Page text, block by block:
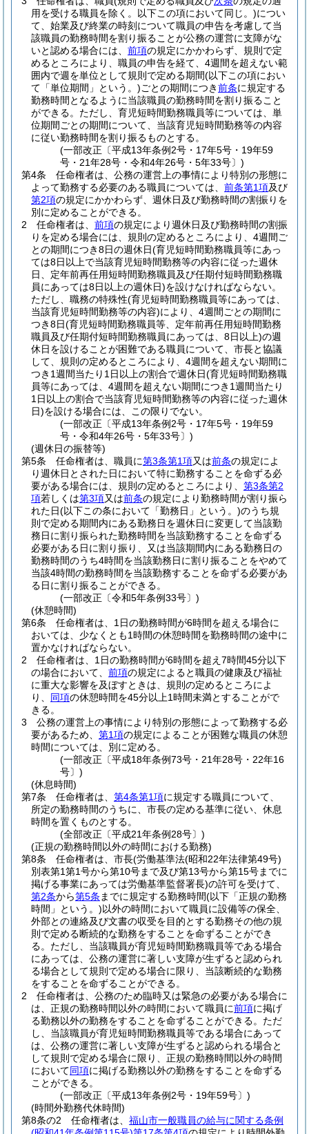
用を受ける職員を除く。以下この項において同じ。)につい
て、始業及び終業の時刻について職員の申告を考慮して当
該職員の勤務時間を割り振ることが公務の運営に支障がな
いと認める場合には、 前項の規定にかかわらず、規則で定
めるところにより、職員の申告を経て、4週間を超えない範
囲内で週を単位として規則で定める期間(以下この項におい
て「単位期間」という。)ごとの期間につき前条に規定する
勤務時間となるように当該職員の勤務時間を割り振ること
ができる。 ただし、育児短時間勤務職員等については、単
位期間ごとの期間について、当該育児短時間勤務等の内容
に従い勤務時間を割り振るものとする。
(一部改正〔平成13年条例2号・17年5号・19年59
号・21年28号・令和4年26号・5年33号〕)
第4条
任命権者は、公務の運営上の事情により特別の形態に
よって勤務する必要のある職員については、 前条第1項及び
第2項の規定にかかわらず、週休日及び勤務時間の割振りを
別に定めることができる。
2
任命権者は、 前項の規定により週休日及び勤務時間の割振
りを定める場合には、規則の定めるところにより、4週間ご
との期間につき8日の週休日(育児短時間勤務職員等にあっ
ては8日以上で当該育児短時間勤務等の内容に従った週休
日、定年前再任用短時間勤務職員及び任期付短時間勤務職
員にあっては8日以上の週休日)を設けなければならない。
ただし、職務の特殊性(育児短時間勤務職員等にあっては、
当該育児短時間勤務等の内容)により、4週間ごとの期間に
つき8日(育児短時間勤務職員等、定年前再任用短時間勤務
職員及び任期付短時間勤務職員にあっては、8日以上)の週
休日を設けることが困難である職員について、市長と協議
して、規則の定めるところにより、4週間を超えない期間に
つき1週間当たり1日以上の割合で週休日(育児短時間勤務職
員等にあっては、4週間を超えない期間につき1週間当たり
1日以上の割合で当該育児短時間勤務等の内容に従った週休
日)を設ける場合には、この限りでない。
(一部改正〔平成13年条例2号・17年5号・19年59
号・令和4年26号・5年33号〕)
(週休日の振替等)
第5条
任命権者は、職員に第3条第1項又は前条の規定によ
り週休日とされた日において特に勤務することを命ずる必
要がある場合には、規則の定めるところにより、 第3条第2
項若しくは第3項又は前条の規定により勤務時間が割り振ら
れた日(以下この条において「勤務日」という。)のうち規
則で定める期間内にある勤務日を週休日に変更して当該勤
務日に割り振られた勤務時間を当該勤務することを命ずる
必要がある日に割り振り、又は当該期間内にある勤務日の
勤務時間のうち4時間を当該勤務日に割り振ることをやめて
当該4時間の勤務時間を当該勤務することを命ずる必要があ
る日に割り振ることができる。
(一部改正〔令和5年条例33号〕)
(休憩時間)
第6条
任命権者は、1日の勤務時間が6時間を超える場合に
おいては、少なくとも1時間の休憩時間を勤務時間の途中に
置かなければならない。
2
任命権者は、1日の勤務時間が6時間を超え7時間45分以下
の場合において、 前項の規定によると職員の健康及び福祉
に重大な影響を及ぼすときは、規則の定めるところによ
り、 同項の休憩時間を45分以上1時間未満とすることがで
きる。
3
公務の運営上の事情により特別の形態によって勤務する必
要があるため、 第1項の規定によることが困難な職員の休憩
時間については、別に定める。
(一部改正〔平成18年条例73号・21年28号・22年16
号〕)
(休息時間)
第7条
任命権者は、 第4条第1項に規定する職員について、
所定の勤務時間のうちに、市長の定める基準に従い、休息
時間を置くものとする。
(全部改正〔平成21年条例28号〕)
(正規の勤務時間以外の時間における勤務)
第8条
任命権者は、市長(労働基準法(昭和22年法律第49号)
別表第1第1号から第10号まで及び第13号から第15号までに
掲げる事業にあっては労働基準監督署長)の許可を受けて、
第2条から第5条 までに規定する勤務時間(以下「正規の勤務
時間」という。)以外の時間において職員に設備等の保全、
外部との連絡及び文書の収受を目的とする勤務その他の規
則で定める断続的な勤務をすることを命ずることができ
る。 ただし、当該職員が育児短時間勤務職員等である場合
にあっては、公務の運営に著しい支障が生ずると認められ
る場合として規則で定める場合に限り、当該断続的な勤務
をすることを命ずることができる。
2
任命権者は、公務のため臨時又は緊急の必要がある場合に
は、正規の勤務時間以外の時間において職員に前項に掲げ
る勤務以外の勤務をすることを命ずることができる。 ただ
し、当該職員が育児短時間勤務職員等である場合にあって
は、公務の運営に著しい支障が生ずると認められる場合と
して規則で定める場合に限り、正規の勤務時間以外の時間
において同項に掲げる勤務以外の勤務をすることを命ずる
ことができる。
(一部改正〔平成13年条例2号・19年59号〕)
(時間外勤務代休時間)
第8条の2
任命権者は、 福山市一般職員の給与に関する条例